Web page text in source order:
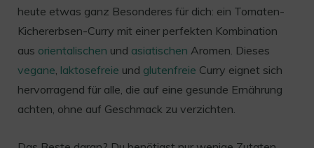
heute etwas ganz Besonderes für dich: ein Tomaten-
Kichererbsen-Curry mit einer perfekten Kombination
aus orientalischen und asiatischen Aromen. Dieses
vegane, laktosefreie und glutenfreie Curry eignet sich
hervorragend für alle, die auf eine gesunde Ernährung
achten, ohne auf Geschmack zu verzichten.